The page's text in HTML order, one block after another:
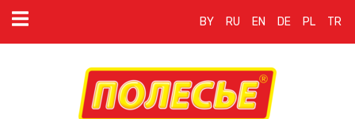
BY RU EN DE PL TR